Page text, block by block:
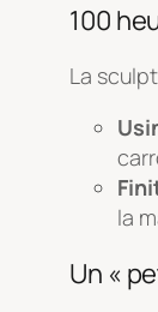
100
La
la
Un «